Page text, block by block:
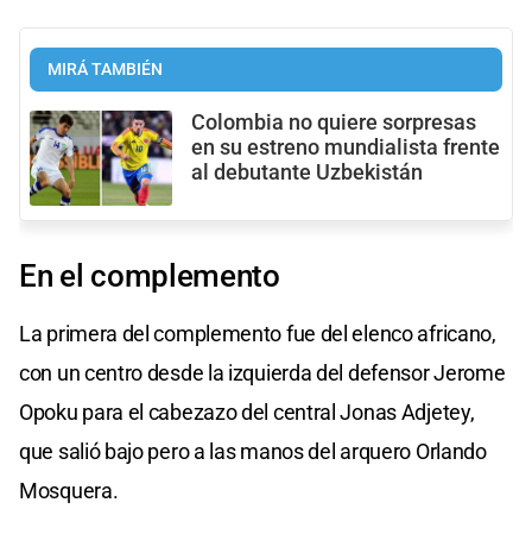
MIRÁ TAMBIÉN
Colombia no quiere sorpresas
en su estreno mundialista frente
al debutante Uzbekistán
En el complemento
La primera del complemento fue del elenco africano,
con un centro desde la izquierda del defensor Jerome
Opoku para el cabezazo del central Jonas Adjetey,
que salió bajo pero a las manos del arquero Orlando
Mosquera.